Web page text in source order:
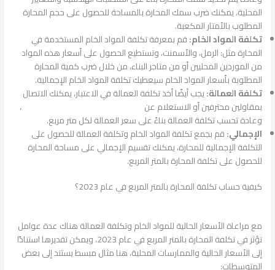
المحلية، يمكنك ضرب سمك المحارة بالمساحة للحصول على حجم المحارة
المطلوب بالأمتار المكعبة.
تكلفة المواد الخام:قم بمعرفة تكلفة المواد الخام المستخدمة في
المحارة مثل: الرمل، والأسمنت، وتستطيع الحصول على أسعار هذه المواد
من الموردين المحليين أو من متاجر البناء، من خلال ضرب كمية المحارة
المطلوبة بأسعار المواد الخام سيعطيك تكلفة المواد الخام الإجمالية.
تكلفة العمالة:يجب أيضًا أخذ تكلفة العمالة في الاعتبار، يمكنك الاتصال
بمقاولين محترفين أو الاستعلام عن
أسعار العمالة المعتادة في منطقتك،
وعادة تحسب تكلفة العمالة بناءً على سعر العمالة لكل متر مربع.
الإجمالي:قم بجمع تكلفة المواد الخام وتكلفة العمالة للحصول على
التكلفة الإجمالية للمحارة، يمكنك تقسيم الإجمالي على مساحة المحارة
للحصول على تكلفة المحارة بالمتر المربع.
كيفية حساب تكلفة المحارة بالمتر المربع في عام 2023؟
مع مراعاة الأسعار الحالية للمواد الخام وتكلفة العمالة هناك عدة عوامل
تؤثر في تكلفة المحارة بالمتر المربع في عام 2023، ويمكن تقديرها استنادًا
إلى الأسعار الحالية والممارسات المحلية، هنا مثال مبسط يستند إلى بعض
المتوسطات: